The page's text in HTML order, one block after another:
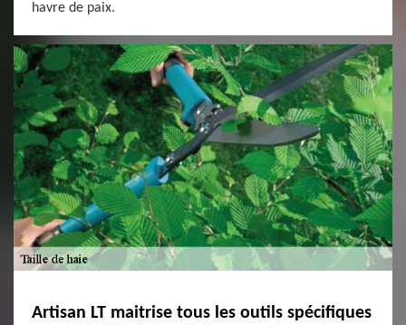
havre de paix.
Artisan LT maitrise tous les outils spécifiques